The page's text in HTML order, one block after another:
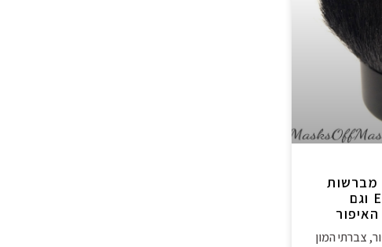
מברשות
עיניים של EcoTools וגם
צברתי המון